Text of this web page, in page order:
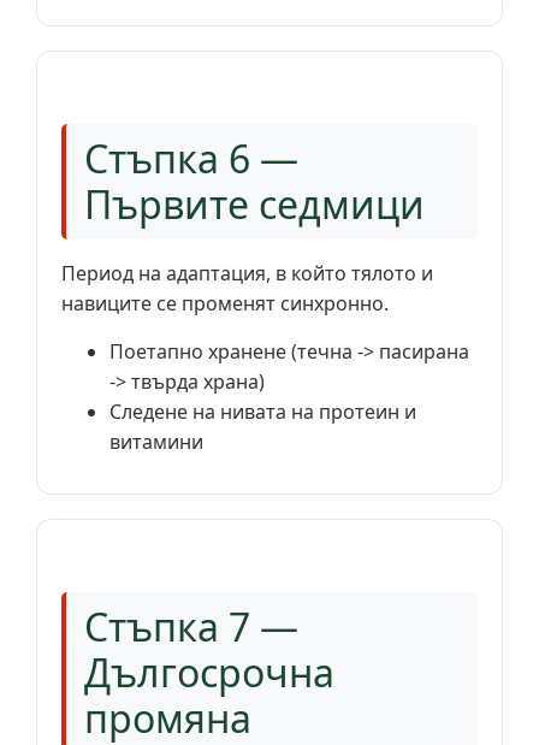
Стъпка 6 —
Първите седмици
Период на адаптация, в който тялото и
навиците се променят синхронно.
Поетапно хранене (течна -> пасирана
-> твърда храна)
Следене на нивата на протеин и
витамини
Стъпка 7 —
Дългосрочна
промяна